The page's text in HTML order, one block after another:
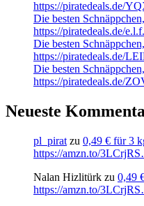
https://piratedeals.de/
Die besten
https://piratedeals.de/
Die besten
https://piratedeals.de/
Die besten
https://piratedeals.de/
Neueste
pl_pirat zu 0,49 € für 3
https://amzn.to/
Nalan Hizlitürk zu 0,49
https://amzn.to/